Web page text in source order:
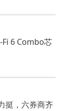
Fi 6 Combo芯
挺，六券商齐